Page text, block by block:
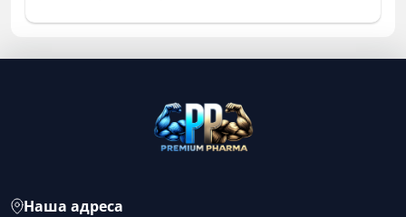
Наша адреса